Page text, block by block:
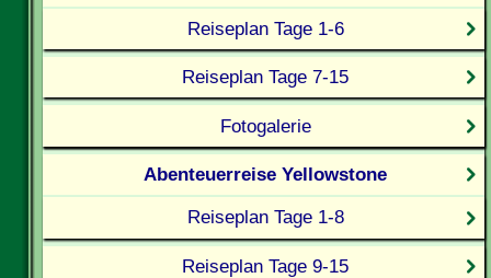
Reiseplan Tage 1-6
Reiseplan Tage 7-15
Fotogalerie
Abenteuerreise Yellowstone
Reiseplan Tage 1-8
Reiseplan Tage 9-15